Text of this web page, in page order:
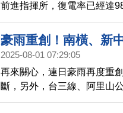
前進指揮所，復電率已經達
台幣，台灣政府從簡從速，
豪雨重創！南橫、新
2025-08-01 07:29:05
再來關心，連日豪雨再度重
斷，另外，台三線、阿里山
斷，今天有6個縣市，總共